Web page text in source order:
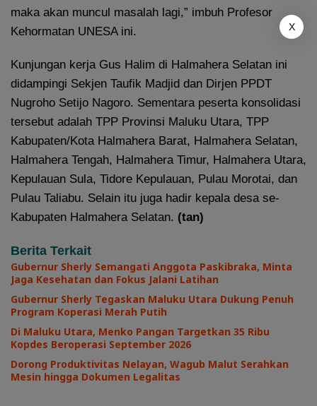
maka akan muncul masalah lagi,” imbuh Profesor
Kehormatan UNESA ini.
Kunjungan kerja Gus Halim di Halmahera Selatan ini
didampingi Sekjen Taufik Madjid dan Dirjen PPDT
Nugroho Setijo Nagoro. Sementara peserta konsolidasi
tersebut adalah TPP Provinsi Maluku Utara, TPP
Kabupaten/Kota Halmahera Barat, Halmahera Selatan,
Halmahera Tengah, Halmahera Timur, Halmahera Utara,
Kepulauan Sula, Tidore Kepulauan, Pulau Morotai, dan
Pulau Taliabu. Selain itu juga hadir kepala desa se-
Kabupaten Halmahera Selatan. (tan)
Berita Terkait
Gubernur Sherly Semangati Anggota Paskibraka, Minta
Jaga Kesehatan dan Fokus Jalani Latihan
Gubernur Sherly Tegaskan Maluku Utara Dukung Penuh
Program Koperasi Merah Putih
Di Maluku Utara, Menko Pangan Targetkan 35 Ribu
Kopdes Beroperasi September 2026
Dorong Produktivitas Nelayan, Wagub Malut Serahkan
Mesin hingga Dokumen Legalitas
X